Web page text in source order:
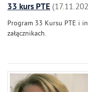
33 kurs PTE
Program 33 Kursu PTE i
załącznikach.